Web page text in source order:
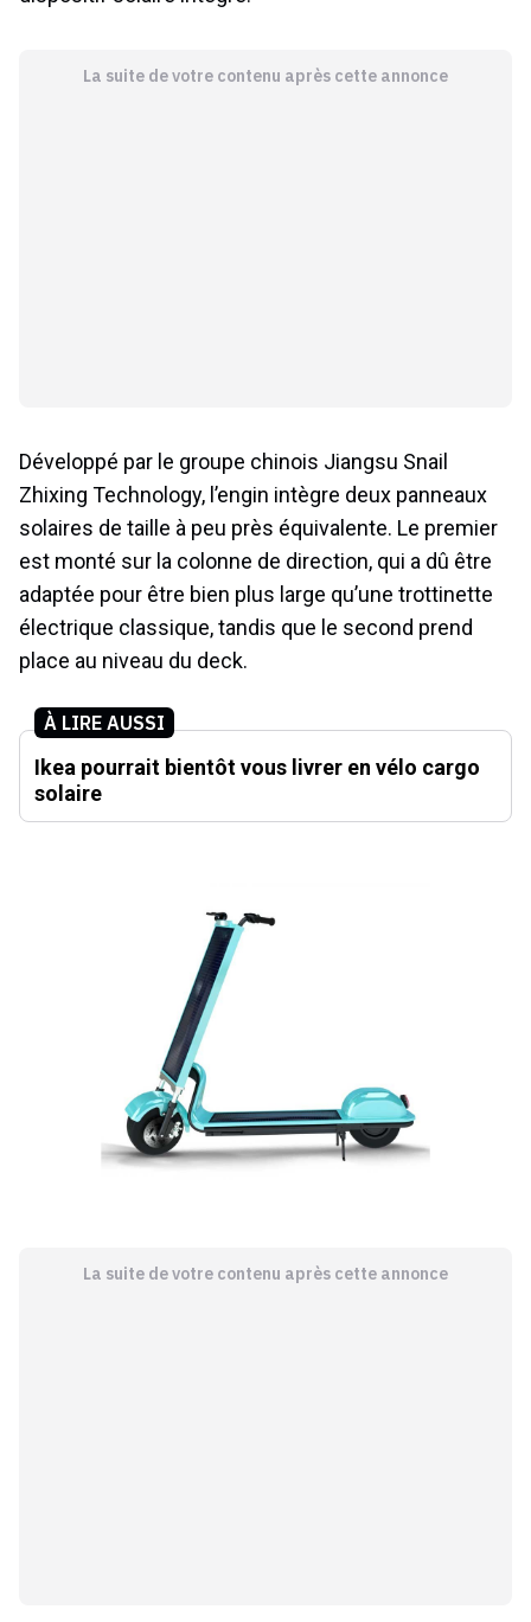
La suite de votre contenu après cette annonce
Développé par le groupe chinois Jiangsu Snail
Zhixing Technology, l’engin intègre deux panneaux
solaires de taille à peu près équivalente. Le premier
est monté sur la colonne de direction, qui a dû être
adaptée pour être bien plus large qu’une trottinette
électrique classique, tandis que le second prend
place au niveau du deck.
À LIRE AUSSI
Ikea pourrait bientôt vous livrer en vélo cargo
solaire
La suite de votre contenu après cette annonce